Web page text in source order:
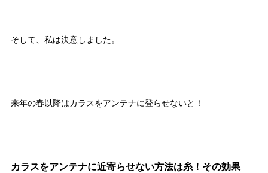
そして、私は決意しました。
来年の春以降はカラスをアンテナに登らせないと！
カラスをアンテナに近寄らせない方法は糸！その効果